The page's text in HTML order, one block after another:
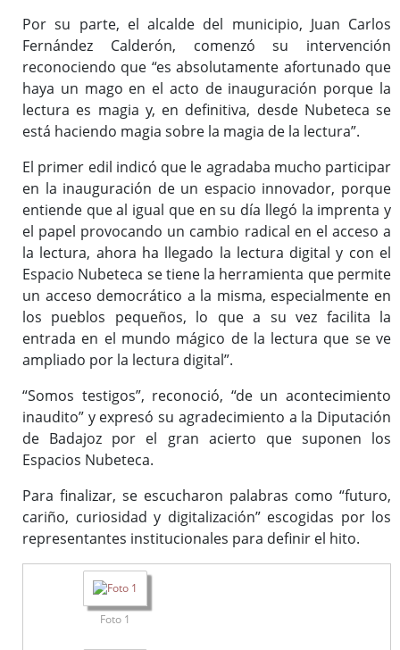
Por su parte, el alcalde del municipio, Juan Carlos
Fernández Calderón, comenzó su intervención
reconociendo que “es absolutamente afortunado que
haya un mago en el acto de inauguración porque la
lectura es magia y, en definitiva, desde Nubeteca se
está haciendo magia sobre la magia de la lectura”.
El primer edil indicó que le agradaba mucho participar
en la inauguración de un espacio innovador, porque
entiende que al igual que en su día llegó la imprenta y
el papel provocando un cambio radical en el acceso a
la lectura, ahora ha llegado la lectura digital y con el
Espacio Nubeteca se tiene la herramienta que permite
un acceso democrático a la misma, especialmente en
los pueblos pequeños, lo que a su vez facilita la
entrada en el mundo mágico de la lectura que se ve
ampliado por la lectura digital”.
“Somos testigos”, reconoció, “de un acontecimiento
inaudito” y expresó su agradecimiento a la Diputación
de Badajoz por el gran acierto que suponen los
Espacios Nubeteca.
Para finalizar, se escucharon palabras como “futuro,
cariño, curiosidad y digitalización” escogidas por los
representantes institucionales para definir el hito.
Foto 1